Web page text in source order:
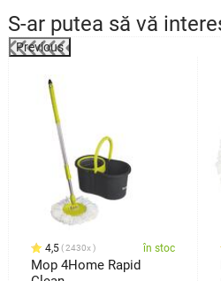
S-ar putea să vă
Previous
4,5 2430x în stoc
Mop 4Home Rapid